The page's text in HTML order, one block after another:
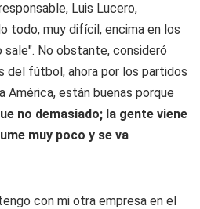
Luis Lucero,
todo, muy difícil, encima en los
No obstante, consideró
del fútbol, ahora por los partidos
América, están buenas porque
no demasiado; la gente viene
muy poco y se va
con mi otra empresa en el